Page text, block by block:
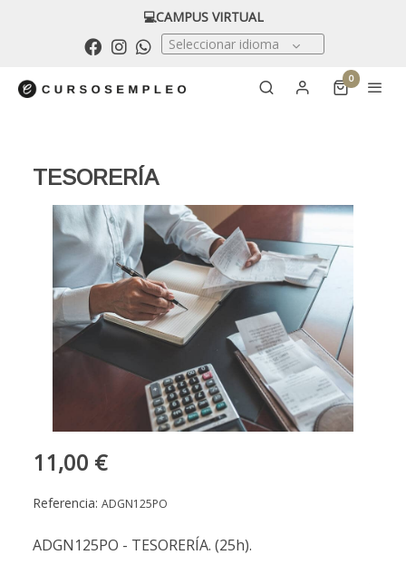
💻CAMPUS VIRTUAL
Seleccionar idioma
0
TESORERÍA
11,00 €
Referencia: ADGN125PO
ADGN125PO - TESORERÍA. (25h).